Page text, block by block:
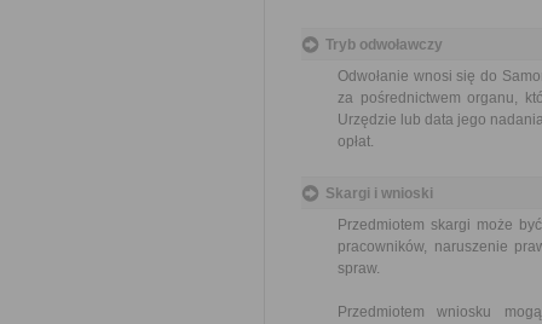
Tryb odwoławczy
Odwołanie wnosi się do
za pośrednictwem organu,
Urzędzie lub data jego
opłat.
Skargi i wnioski
Przedmiotem skargi może
pracowników, naruszenie
spraw.
Przedmiotem wniosku